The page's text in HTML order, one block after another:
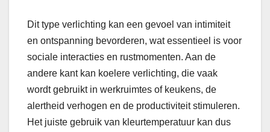
Dit type verlichting kan een gevoel van intimiteit
en ontspanning bevorderen, wat essentieel is voor
sociale interacties en rustmomenten. Aan de
andere kant kan koelere verlichting, die vaak
wordt gebruikt in werkruimtes of keukens, de
alertheid verhogen en de productiviteit stimuleren.
Het juiste gebruik van kleurtemperatuur kan dus